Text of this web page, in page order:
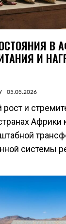
В
И
05.05.2026
и
Африки
системы